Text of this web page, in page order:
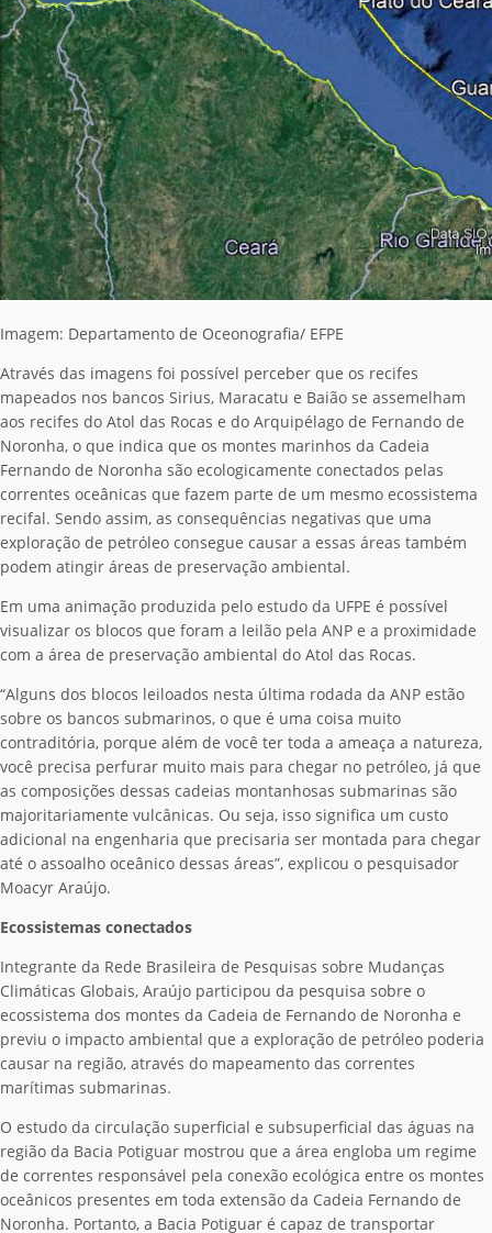
Imagem: Departamento de Oceonografia/ EFPE
Através das imagens foi possível perceber que os recifes
mapeados nos bancos Sirius, Maracatu e Baião se assemelham
aos recifes do Atol das Rocas e do Arquipélago de Fernando de
Noronha, o que indica que os montes marinhos da Cadeia
Fernando de Noronha são ecologicamente conectados pelas
correntes oceânicas que fazem parte de um mesmo ecossistema
recifal. Sendo assim, as consequências negativas que uma
exploração de petróleo consegue causar a essas áreas também
podem atingir áreas de preservação ambiental.
Em uma animação produzida pelo estudo da UFPE é possível
visualizar os blocos que foram a leilão pela ANP e a proximidade
com a área de preservação ambiental do Atol das Rocas.
“Alguns dos blocos leiloados nesta última rodada da ANP estão
sobre os bancos submarinos, o que é uma coisa muito
contraditória, porque além de você ter toda a ameaça a natureza,
você precisa perfurar muito mais para chegar no petróleo, já que
as composições dessas cadeias montanhosas submarinas são
majoritariamente vulcânicas. Ou seja, isso significa um custo
adicional na engenharia que precisaria ser montada para chegar
até o assoalho oceânico dessas áreas”, explicou o pesquisador
Moacyr Araújo.
Ecossistemas conectados
Integrante da Rede Brasileira de Pesquisas sobre Mudanças
Climáticas Globais, Araújo participou da pesquisa sobre o
ecossistema dos montes da Cadeia de Fernando de Noronha e
previu o impacto ambiental que a exploração de petróleo poderia
causar na região, através do mapeamento das correntes
marítimas submarinas.
O estudo da circulação superficial e subsuperficial das águas na
região da Bacia Potiguar mostrou que a área engloba um regime
de correntes responsável pela conexão ecológica entre os montes
oceânicos presentes em toda extensão da Cadeia Fernando de
Noronha. Portanto, a Bacia Potiguar é capaz de transportar